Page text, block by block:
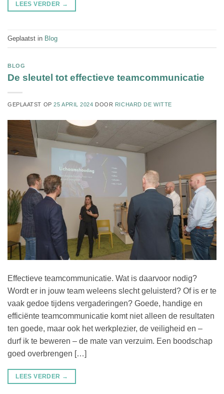
LEES VERDER →
Geplaatst in Blog
BLOG
De sleutel tot effectieve teamcommunicatie
GEPLAATST OP25 APRIL 2024 DOOR RICHARD DE WITTE
Effectieve teamcommunicatie. Wat is daarvoor nodig?
Wordt er in jouw team weleens slecht geluisterd? Of is er te
vaak gedoe tijdens vergaderingen? Goede, handige en
efficiënte teamcommunicatie komt niet alleen de resultaten
ten goede, maar ook het werkplezier, de veiligheid en –
durf ik te beweren – de mate van verzuim. Een boodschap
goed overbrengen […]
LEES VERDER →